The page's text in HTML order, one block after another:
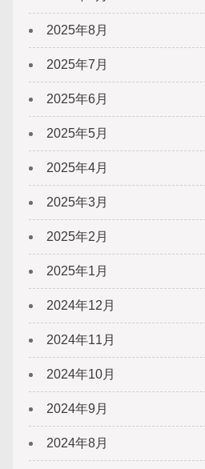
2025年8月
2025年7月
2025年6月
2025年5月
2025年4月
2025年3月
2025年2月
2025年1月
2024年12月
2024年11月
2024年10月
2024年9月
2024年8月